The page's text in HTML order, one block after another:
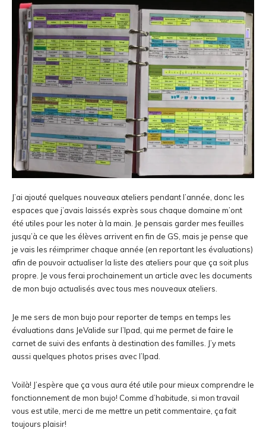
J’ai ajouté quelques nouveaux ateliers pendant l’année, donc les
espaces que j’avais laissés exprès sous chaque domaine m’ont
été utiles pour les noter à la main. Je pensais garder mes feuilles
jusqu’à ce que les élèves arrivent en fin de GS, mais je pense que
je vais les réimprimer chaque année (en reportant les évaluations)
afin de pouvoir actualiser la liste des ateliers pour que ça soit plus
propre. Je vous ferai prochainement un article avec les documents
de mon bujo actualisés avec tous mes nouveaux ateliers.
Je me sers de mon bujo pour reporter de temps en temps les
évaluations dans JeValide sur l’Ipad, qui me permet de faire le
carnet de suivi des enfants à destination des familles. J’y mets
aussi quelques photos prises avec l’Ipad.
Voilà! J’espère que ça vous aura été utile pour mieux comprendre le
fonctionnement de mon bujo! Comme d’habitude, si mon travail
vous est utile, merci de me mettre un petit commentaire, ça fait
toujours plaisir!